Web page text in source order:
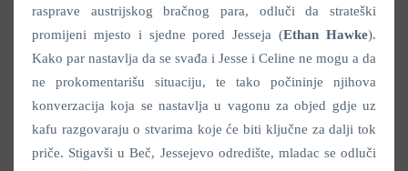
rasprave austrijskog bračnog para, odluči da strateški
promijeni mjesto i sjedne pored Jesseja (Ethan Hawke).
Kako par nastavlja da se svađa i Jesse i Celine ne mogu a da
ne prokomentarišu situaciju, te tako počininje njihova
konverzacija koja se nastavlja u vagonu za objed gdje uz
kafu razgovaraju o stvarima koje će biti ključne za dalji tok
priče. Stigavši u Beč, Jessejevo odredište, mladac se odluči